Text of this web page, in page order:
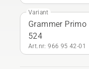
Variant
Grammer
524
Art.nr: 966 95 42‑01